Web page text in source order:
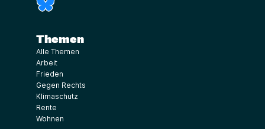
Themen
Alle Themen
Arbeit
Frieden
Gegen Rechts
Klimaschutz
Rente
Wohnen